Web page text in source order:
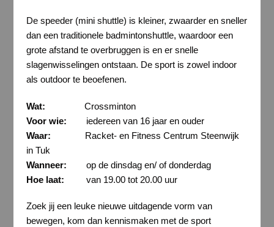
De speeder (mini shuttle) is kleiner, zwaarder en sneller
dan een traditionele badmintonshuttle, waardoor een
grote afstand te overbruggen is en er snelle
slagenwisselingen ontstaan. De sport is zowel indoor
als outdoor te beoefenen.
Wat: Crossminton
Voor wie: iedereen van 16 jaar en ouder
Waar: Racket- en Fitness Centrum Steenwijk
in Tuk
Wanneer: op de dinsdag en/ of donderdag
Hoe laat: van 19.00 tot 20.00 uur
Zoek jij een leuke nieuwe uitdagende vorm van
bewegen, kom dan kennismaken met de sport